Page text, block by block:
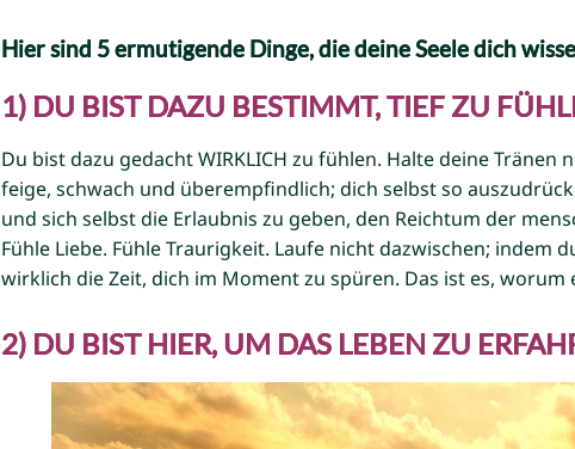
Hier sind 5 ermutigende Dinge, die deine Seele dich
1) DU BIST DAZU BESTIMMT, TIEF ZU
Du bist dazu gedacht WIRKLICH zu fühlen. Halte deine Tränen
feige, schwach und überempfindlich; dich selbst so
und sich selbst die Erlaubnis zu geben, den Reichtum der
Fühle Liebe. Fühle Traurigkeit. Laufe nicht dazwischen; indem
wirklich die Zeit, dich im Moment zu spüren. Das ist es, worum
2) DU BIST HIER, UM DAS LEBEN ZU